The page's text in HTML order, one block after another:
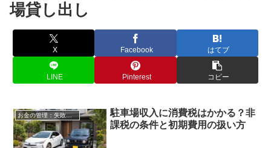
場貸し出し
X Facebook はてブ
LINE Pinterest コピー
お金の管理：失敗しない自宅駐車場貸し出し
駐車場収入に消費税はかかる？非
課税の条件と初期費用の扱い方